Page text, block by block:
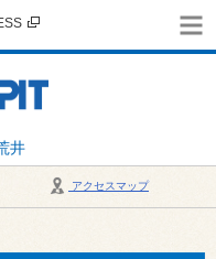
井
アクセスマップ
週火曜日・繁忙期（4月・12月）を除